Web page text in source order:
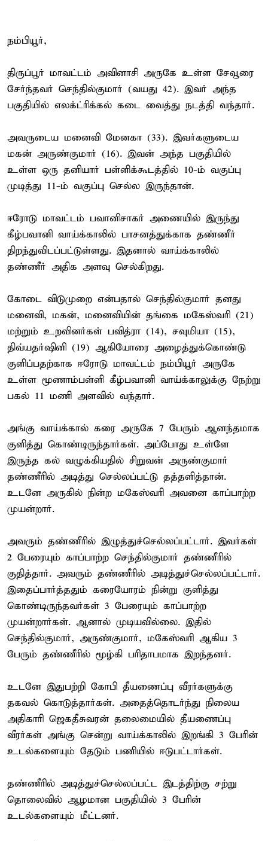
நம்பியூர்,
திருப்பூர் மாவட்டம் அவினாசி அருகே உள்ள சேவூரை
சேர்ந்தவர் செந்தில்குமார் (வயது 42). இவர் அந்த
பகுதியில் எலக்ட்ரிக்கல் கடை வைத்து நடத்தி வந்தார்.
அவருடைய மனைவி மேனகா (33). இவர்களுடைய
மகன் அருண்குமார் (16). இவன் அந்த பகுதியில்
உள்ள ஒரு தனியார் பள்ளிக்கூடத்தில் 10-ம் வகுப்பு
முடித்து 11-ம் வகுப்பு செல்ல இருந்தான்.
ஈரோடு மாவட்டம் பவானிசாகர் அணையில் இருந்து
கீழ்பவானி வாய்க்காலில் பாசனத்துக்காக தண்ணீர்
திறந்துவிடப்பட்டுள்ளது. இதனால் வாய்க்காலில்
தண்ணீர் அதிக அளவு செல்கிறது.
கோடை விடுமுறை என்பதால் செந்தில்குமார் தனது
மனைவி, மகன், மனைவியின் தங்கை மகேஸ்வரி (21)
மற்றும் உறவினர்கள் பவித்ரா (14), சவுமியா (15),
திவ்யதர்ஷினி (19) ஆகியோரை அழைத்துக்கொண்டு
குளிப்பதற்காக ஈரோடு மாவட்டம் நம்பியூர் அருகே
உள்ள மூணாம்பள்ளி கீழ்பவானி வாய்க்காலுக்கு நேற்று
பகல் 11 மணி அளவில் வந்தார்.
அங்கு வாய்க்கால் கரை அருகே 7 பேரும் ஆனந்தமாக
குளித்து கொண்டிருந்தார்கள். அப்போது உள்ளே
இருந்த கல் வழுக்கியதில் சிறுவன் அருண்குமார்
தண்ணீரில் அடித்து செல்லப்பட்டு தத்தளித்தான்.
உடனே அருகில் நின்ற மகேஸ்வரி அவனை காப்பாற்ற
முயன்றார்.
அவரும் தண்ணீரில் இழுத்துச்செல்லப்பட்டார். இவர்கள்
2 பேரையும் காப்பாற்ற செந்தில்குமார் தண்ணீரில்
குதித்தார். அவரும் தண்ணீரில் அடித்துச்செல்லப்பட்டார்.
இதைப்பார்த்ததும் கரையோரம் நின்று குளித்து
கொண்டிருந்தவர்கள் 3 பேரையும் காப்பாற்ற
முயன்றார்கள். ஆனால் முடியவில்லை. இதில்
செந்தில்குமார், அருண்குமார், மகேஸ்வரி ஆகிய 3
பேரும் தண்ணீரில் மூழ்கி பரிதாபமாக இறந்தனர்.
உடனே இதுபற்றி கோபி தீயணைப்பு வீரர்களுக்கு
தகவல் கொடுத்தார்கள். அதைத்தொடர்ந்து நிலைய
அதிகாரி ஜெகதீசுவரன் தலைமையில் தீயணைப்பு
வீரர்கள் அங்கு சென்று வாய்க்காலில் இறங்கி 3 பேரின்
உடல்களையும் தேடும் பணியில் ஈடுபட்டார்கள்.
தண்ணீரில் அடித்துச்செல்லப்பட்ட இடத்திற்கு சற்று
தொலைவில் ஆழமான பகுதியில் 3 பேரின்
உடல்களையும் மீட்டனர்.